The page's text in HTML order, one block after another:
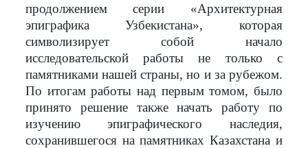
продолжением серии «Архитектурная
эпиграфика Узбекистана», которая
символизирует собой начало
исследовательской работы не только с
памятниками нашей страны, но и за рубежом.
По итогам работы над первым томом, было
принято решение также начать работу по
изучению эпиграфического наследия,
сохранившегося на памятниках Казахстана и